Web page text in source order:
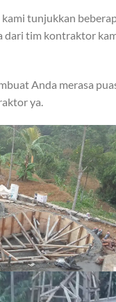
tunjukkan
dari tim kontraktor
Anda merasa
ya.